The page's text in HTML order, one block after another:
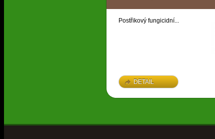
Postřikový fungicidní...
DETAIL